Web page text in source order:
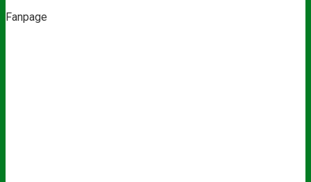
Fanpage